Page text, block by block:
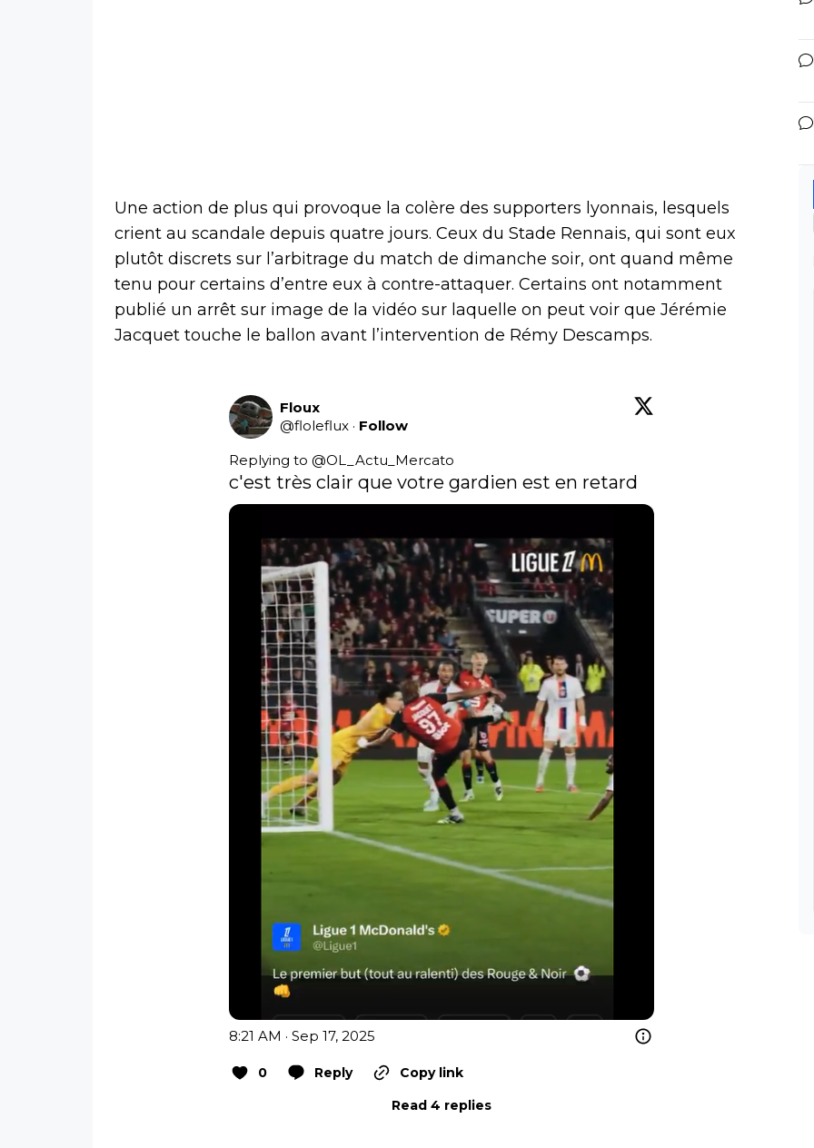
Une action de plus qui provoque la colère des supporters lyonnais, lesquels
crient au scandale depuis quatre jours. Ceux du Stade Rennais, qui sont eux
plutôt discrets sur l’arbitrage du match de dimanche soir, ont quand même
tenu pour certains d’entre eux à contre-attaquer. Certains ont notamment
publié un arrêt sur image de la vidéo sur laquelle on peut voir que Jérémie
Jacquet touche le ballon avant l’intervention de Rémy Descamps.
Floux
@floleflux · Follow
Replying to @OL_Actu_Mercato
c'est très clair que votre gardien est en retard
8:21 AM · Sep 17, 2025
0 Reply
Copy link
Read 4 replies